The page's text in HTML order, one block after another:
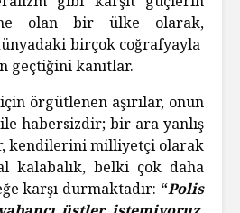
olan bir ülke olarak,
birçok coğrafyayla
geçtiğini kanıtlar.
örgütlenen aşırılar, onun
habersizdir; bir ara yanlış
kendilerini milliyetçi olarak
kalabalık, belki çok daha
karşı durmaktadır: “Polis